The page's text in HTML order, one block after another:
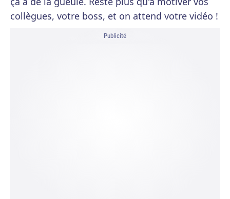
collègues, votre boss, et on attend votre vidéo !
Publicité